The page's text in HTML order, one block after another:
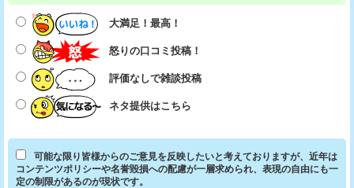
大満足！最高！
怒りの口コミ投稿！
評価なしで雑談投稿
ネタ提供はこちら
可能な限り皆様からのご意見を反映したいと考えておりますが、近年は
コンテンツポリシーや名誉毀損への配慮が一層求められ、表現の自由にも一
定の制限があるのが現状です。